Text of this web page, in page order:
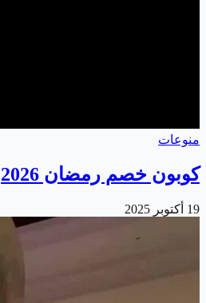
منوعات
كوبون خصم رمضان 2026
19 أكتوبر 2025